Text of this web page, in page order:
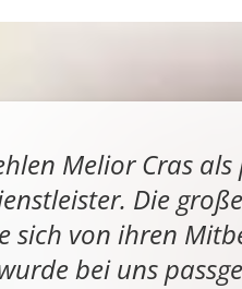
Melior Cras
Die
sich von ihren
bei uns